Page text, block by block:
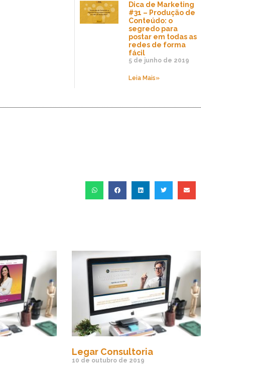
Dica de Marketing
#31 – Produção de
Conteúdo: o
segredo para
postar em todas as
redes de forma
fácil
5 de junho de 2019
Leia Mais»
Legar Consultoria
10 de outubro de 2019